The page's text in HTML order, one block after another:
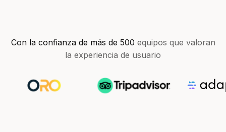
Con la confianza de más de 500 equipos que valoran
la experiencia de usuario